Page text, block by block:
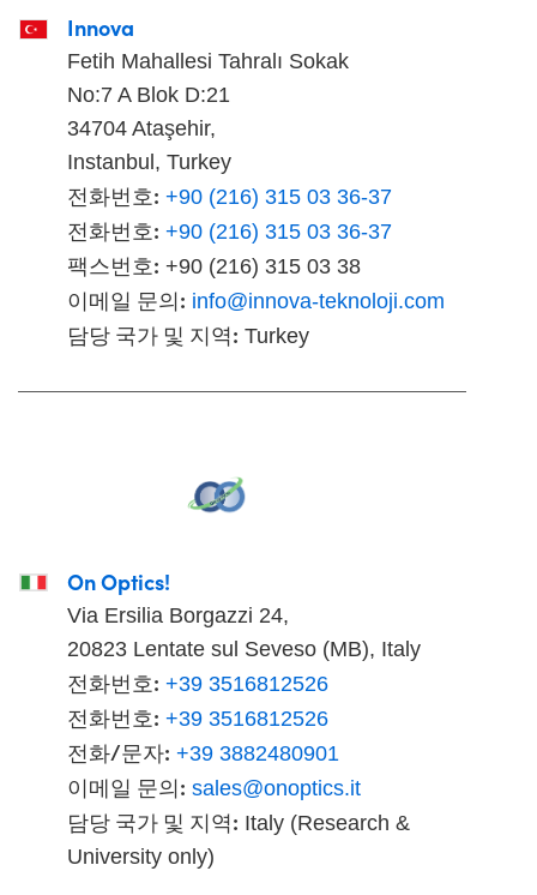
Innova
Fetih Mahallesi Tahralı Sokak
No:7 A Blok D:21
34704 Ataşehir,
Instanbul, Turkey
전화번호: +90 (216) 315 03 36-37
전화번호: +90 (216) 315 03 36-37
팩스번호: +90 (216) 315 03 38
이메일 문의: info@innova-teknoloji.com
담당 국가 및 지역: Turkey
On Optics!
Via Ersilia Borgazzi 24,
20823 Lentate sul Seveso (MB), Italy
전화번호: +39 3516812526
전화번호: +39 3516812526
전화/문자: +39 3882480901
이메일 문의: sales@onoptics.it
담당 국가 및 지역: Italy (Research &
University only)